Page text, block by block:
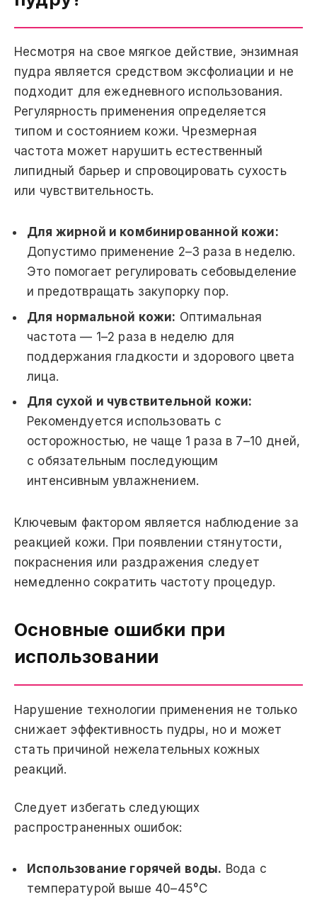
Несмотря на свое мягкое действие, энзимная
пудра является средством эксфолиации и не
подходит для ежедневного использования.
Регулярность применения определяется
типом и состоянием кожи. Чрезмерная
частота может нарушить естественный
липидный барьер и спровоцировать сухость
или чувствительность.
Для жирной и комбинированной кожи:
Допустимо применение 2–3 раза в неделю.
Это помогает регулировать себовыделение
и предотвращать закупорку пор.
Для нормальной кожи: Оптимальная
частота — 1–2 раза в неделю для
поддержания гладкости и здорового цвета
лица.
Для сухой и чувствительной кожи:
Рекомендуется использовать с
осторожностью, не чаще 1 раза в 7–10 дней,
с обязательным последующим
интенсивным увлажнением.
Ключевым фактором является наблюдение за
реакцией кожи. При появлении стянутости,
покраснения или раздражения следует
немедленно сократить частоту процедур.
Основные ошибки при
использовании
Нарушение технологии применения не только
снижает эффективность пудры, но и может
стать причиной нежелательных кожных
реакций.
Следует избегать следующих
распространенных ошибок:
Использование горячей воды. Вода с
температурой выше 40–45°C